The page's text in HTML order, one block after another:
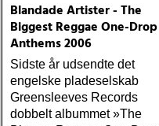
Blandade Artister - The
Biggest Reggae One-Drop
Anthems 2006
Sidste år udsendte det
engelske pladeselskab
Greensleeves Records
dobbelt albummet »The